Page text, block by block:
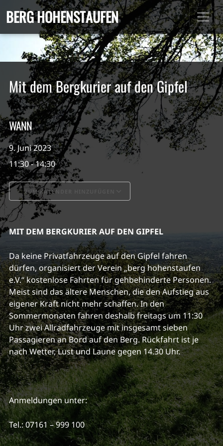
BERG HOHENSTAUFEN
Mit dem Bergkurier auf den Gipfel
WANN
9. Juni 2023
11:30 - 14:30
ZUM KALENDER HINZUFÜGEN
ICS herunterladen
MIT DEM BERGKURIER AUF DEN GIPFEL
Da keine Privatfahrzeuge auf den Gipfel fahren
dürfen, organisiert der Verein „berg hohenstaufen
e.V.“ kostenlose Fahrten für gehbehinderte Personen.
Meist sind das ältere Menschen, die den Aufstieg aus
eigener Kraft nicht mehr schaffen. In den
Sommermonaten fahren deshalb freitags um 11:30
Uhr zwei Allradfahrzeuge mit insgesamt sieben
Passagieren an Bord auf den Berg. Rückfahrt ist je
nach Wetter, Lust und Laune gegen 14.30 Uhr.
Anmeldungen unter:
Tel.: 07161 – 999 100